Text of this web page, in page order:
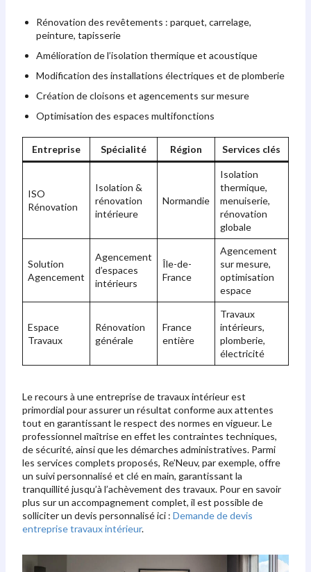
Rénovation des revêtements : parquet, carrelage,
peinture, tapisserie
Amélioration de l’isolation thermique et acoustique
Modification des installations électriques et de plomberie
Création de cloisons et agencements sur mesure
Optimisation des espaces multifonctions
Entreprise Spécialité Région Services clés
ISO
Rénovation
Isolation &
rénovation
intérieure
Normandie
Isolation
thermique,
menuiserie,
rénovation
globale
Solution
Agencement
Agencement
d’espaces
intérieurs
Île-de-
France
Agencement
sur mesure,
optimisation
espace
Espace
Travaux
Rénovation
générale
France
entière
Travaux
intérieurs,
plomberie,
électricité
Le recours à une entreprise de travaux intérieur est
primordial pour assurer un résultat conforme aux attentes
tout en garantissant le respect des normes en vigueur. Le
professionnel maîtrise en effet les contraintes techniques,
de sécurité, ainsi que les démarches administratives. Parmi
les services complets proposés, Re’Neuv, par exemple, offre
un suivi personnalisé et clé en main, garantissant la
tranquillité jusqu’à l’achèvement des travaux. Pour en savoir
plus sur un accompagnement complet, il est possible de
solliciter un devis personnalisé ici : Demande de devis
entreprise travaux intérieur.